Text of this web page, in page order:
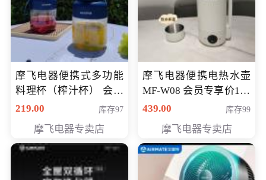
摩飞电器便携式多功能
料理杯（榨汁杯） 会员
专享价118元
219.00 库存97
摩飞电器专卖店
摩飞电器便携电热水壶
MF-W08 会员专享价198
元
439.00 库存99
摩飞电器专卖店